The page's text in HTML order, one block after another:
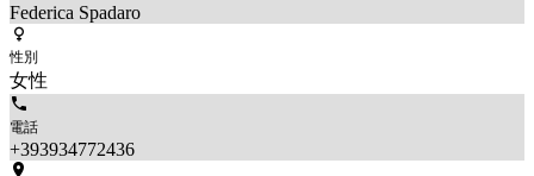
Federica Spadaro
性別
女性
電話
+393934772436